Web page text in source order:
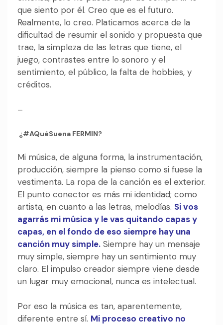
que siento por él. Creo que es el futuro.
Realmente, lo creo. Platicamos acerca de la
dificultad de resumir el sonido y propuesta que
trae, la simpleza de las letras que tiene, el
juego, contrastes entre lo sonoro y el
sentimiento, el público, la falta de hobbies, y
créditos.
–
¿#AQuéSuena FERMIN?
Mi música, de alguna forma, la instrumentación,
producción, siempre la pienso como si fuese la
vestimenta. La ropa de la canción es el exterior.
El punto conector es más mi identidad; como
artista, en cuanto a las letras, melodías. Si vos
agarrás mi música y le vas quitando capas y
capas, en el fondo de eso siempre hay una
canción muy simple. Siempre hay un mensaje
muy simple, siempre hay un sentimiento muy
claro. El impulso creador siempre viene desde
un lugar muy emocional, nunca es intelectual.
Por eso la música es tan, aparentemente,
diferente entre sí. Mi proceso creativo no